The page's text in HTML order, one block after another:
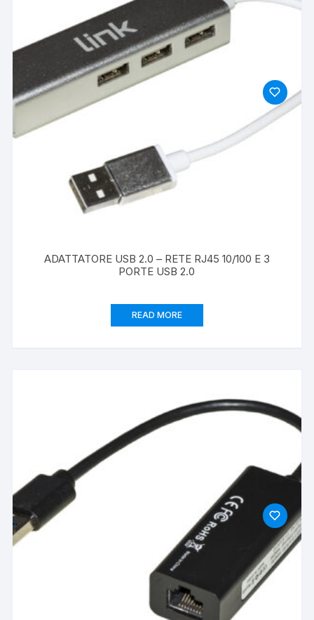
ADATTATORE USB 2.0 – RETE RJ45 10/100 E 3
PORTE USB 2.0
READ MORE